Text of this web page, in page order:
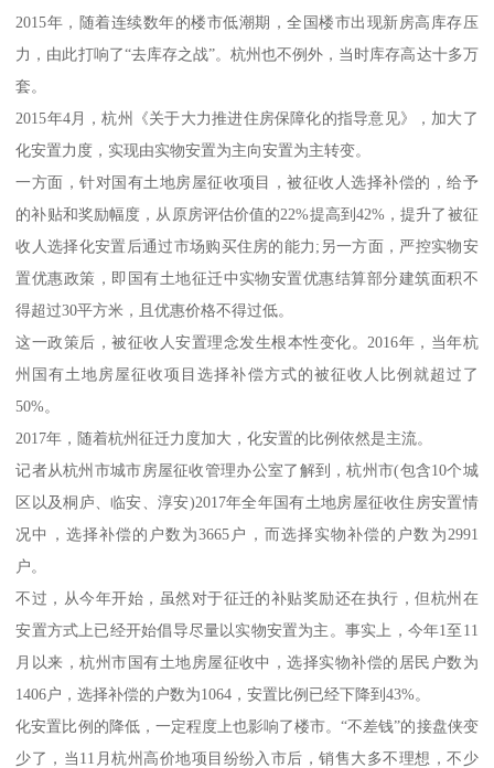
2015年，随着连续数年的楼市低潮期，全国楼市出现新房高库存压
力，由此打响了“去库存之战”。杭州也不例外，当时库存高达十多万
套。
2015年4月，杭州《关于大力推进住房保障化的指导意见》，加大了
化安置力度，实现由实物安置为主向安置为主转变。
一方面，针对国有土地房屋征收项目，被征收人选择补偿的，给予
的补贴和奖励幅度，从原房评估价值的22%提高到42%，提升了被征
收人选择化安置后通过市场购买住房的能力;另一方面，严控实物安
置优惠政策，即国有土地征迁中实物安置优惠结算部分建筑面积不
得超过30平方米，且优惠价格不得过低。
这一政策后，被征收人安置理念发生根本性变化。2016年，当年杭
州国有土地房屋征收项目选择补偿方式的被征收人比例就超过了
50%。
2017年，随着杭州征迁力度加大，化安置的比例依然是主流。
记者从杭州市城市房屋征收管理办公室了解到，杭州市(包含10个城
区以及桐庐、临安、淳安)2017年全年国有土地房屋征收住房安置情
况中，选择补偿的户数为3665户，而选择实物补偿的户数为2991
户。
不过，从今年开始，虽然对于征迁的补贴奖励还在执行，但杭州在
安置方式上已经开始倡导尽量以实物安置为主。事实上，今年1至11
月以来，杭州市国有土地房屋征收中，选择实物补偿的居民户数为
1406户，选择补偿的户数为1064，安置比例已经下降到43%。
化安置比例的降低，一定程度上也影响了楼市。“不差钱”的接盘侠变
少了，当11月杭州高价地项目纷纷入市后，销售大多不理想，不少